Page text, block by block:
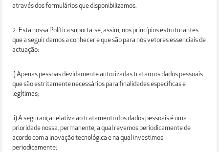
através dos formulários que disponibilizamos.
2- Esta nossa Política suporta-se, assim, nos princípios estruturantes
que a seguir damos a conhecer e que são para nós vetores essenciais de
actuação:
i) Apenas pessoas devidamente autorizadas tratam os dados pessoais
que são estritamente necessários para finalidades específicas e
legítimas;
ii) A segurança relativa ao tratamento dos dados pessoais é uma
prioridade nossa, permanente, a qual revemos periodicamente de
acordo com a inovação tecnológica e na qual investimos
periodicamente;